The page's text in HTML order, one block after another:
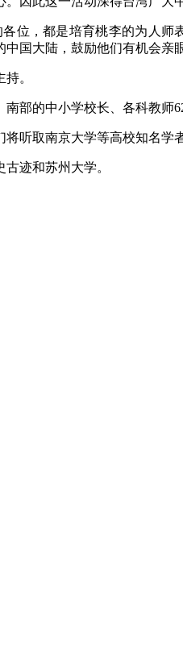
，都是培育桃李的为人师
国大陆，鼓励他们有机会
。
的中小学校长、各科教师
取南京大学等高校知名学
迹和苏州大学。